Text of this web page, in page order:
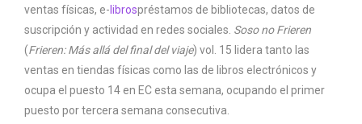
ventas físicas, e- librospréstamos de bibliotecas, datos de
suscripción y actividad en redes sociales. Soso no Frieren
(Frieren: Más allá del final del viaje) vol. 15 lidera tanto las
ventas en tiendas físicas como las de libros electrónicos y
ocupa el puesto 14 en EC esta semana, ocupando el primer
puesto por tercera semana consecutiva.